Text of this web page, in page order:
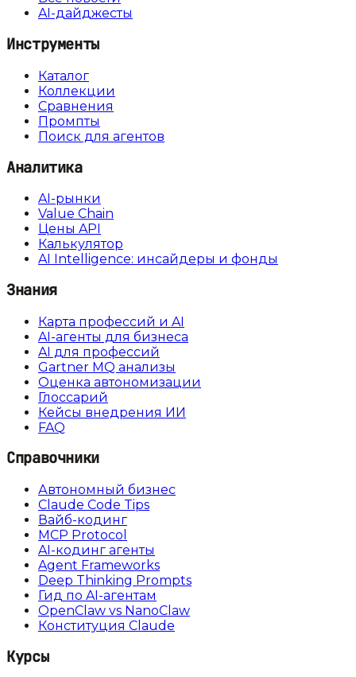
AI-дайджесты
Инструменты
Каталог
Коллекции
Сравнения
Промпты
Поиск для агентов
Аналитика
AI-рынки
Value Chain
Цены API
Калькулятор
AI Intelligence: инсайдеры и фонды
Знания
Карта профессий и AI
AI-агенты для бизнеса
AI для профессий
Gartner MQ анализы
Оценка автономизации
Глоссарий
Кейсы внедрения ИИ
FAQ
Справочники
Автономный бизнес
Claude Code Tips
Вайб-кодинг
MCP Protocol
AI-кодинг агенты
Agent Frameworks
Deep Thinking Prompts
Гид по AI-агентам
OpenClaw vs NanoClaw
Конституция Claude
Курсы